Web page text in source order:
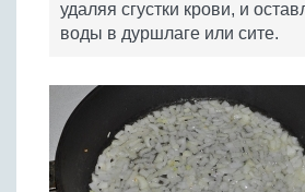
удаляя сгустки крови, и
воды в дуршлаге или сите.